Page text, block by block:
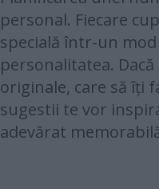
personal. Fiecare
specială într-un
personalitatea.
originale, care să îți
sugestii te vor
adevărat